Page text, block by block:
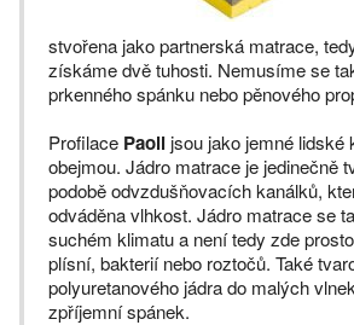
stvořena jako partnerská matrace,
získáme dvě tuhosti. Nemusíme se
prkenného spánku nebo pěnového
Profilace Paoli jsou jako jemné lidské
obejmou. Jádro matrace je jedinečně
podobě odvzdušňovacích kanálků,
odváděna vlhkost. Jádro matrace se
suchém klimatu a není tedy zde
plísní, bakterií nebo roztočů. Také
polyuretanového jádra do malých
zpříjemní spánek.